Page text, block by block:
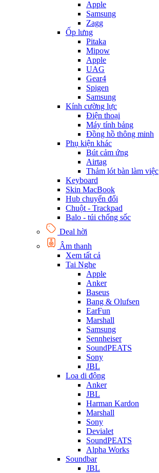
Apple
Samsung
Zagg
Ốp lưng
Pitaka
Mipow
Apple
UAG
Gear4
Spigen
Samsung
Kính cường lực
Điện thoại
Máy tính bảng
Đồng hồ thông minh
Phụ kiện khác
Bút cảm ứng
Airtag
Thảm lót bàn làm việc
Keyboard
Skin MacBook
Hub chuyển đổi
Chuột - Trackpad
Balo - túi chống sốc
Deal hời
Âm thanh
Xem tất cả
Tai Nghe
Apple
Anker
Baseus
Bang & Olufsen
EarFun
Marshall
Samsung
Sennheiser
SoundPEATS
Sony
JBL
Loa di động
Anker
JBL
Harman Kardon
Marshall
Sony
Devialet
SoundPEATS
Alpha Works
Soundbar
JBL